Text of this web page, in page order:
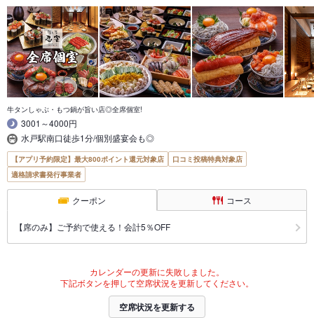
牛タンしゃぶ・もつ鍋が旨い店◎全席個室!
3001～4000円
水戸駅南口徒歩1分/個別盛宴会も◎
【アプリ予約限定】最大800ポイント還元対象店
口コミ投稿特典対象店
適格請求書発行事業者
クーポン コース
【席のみ】ご予約で使える！会計5％OFF
カレンダーの更新に失敗しました。
下記ボタンを押して空席状況を更新してください。
空席状況を更新する